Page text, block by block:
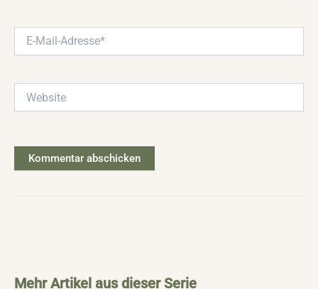
Mail-
Mehr Artikel aus dieser Serie